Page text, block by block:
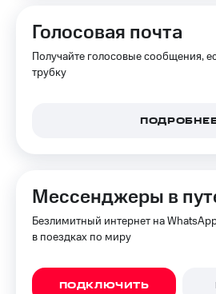
Голосовая почта
Получайте голосовые сообщения,
трубку
Мессенджеры в
Безлимитный интернет на
в поездках по миру
ПОДКЛЮЧИТЬ